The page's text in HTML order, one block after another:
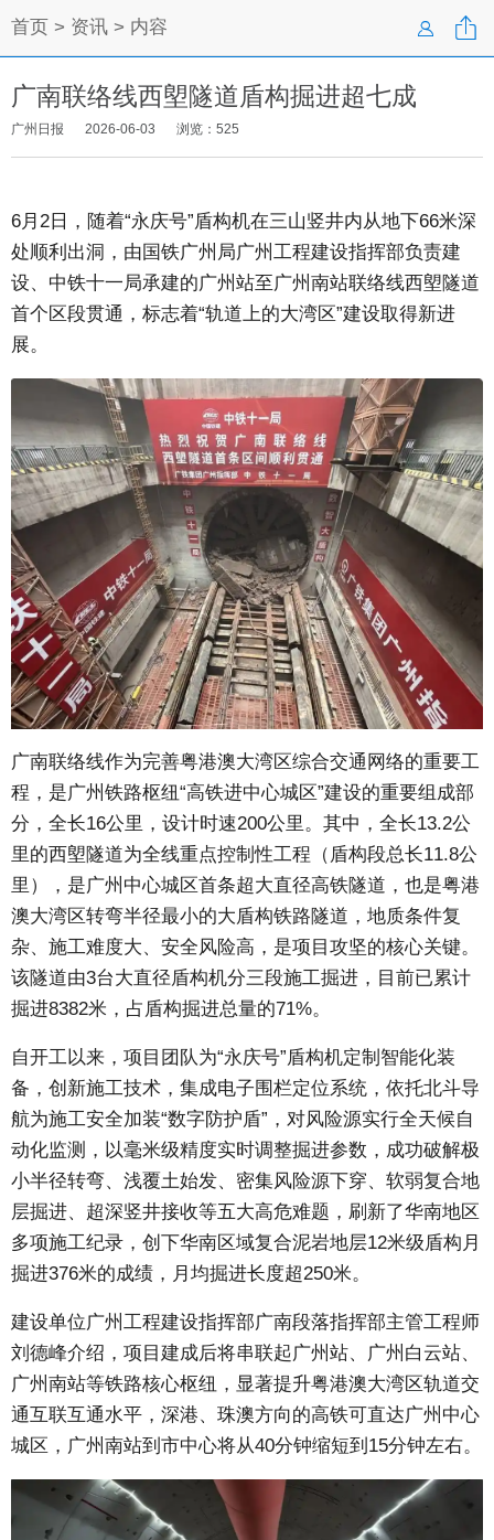
首页 > 资讯 > 内容  
广南联络线西塱隧道盾构掘进超七成
广州日报 2026-06-03 浏览： 525
6月2日，随着“永庆号”盾构机在三山竖井内从地下66米深
处顺利出洞，由国铁广州局广州工程建设指挥部负责建
设、中铁十一局承建的广州站至广州南站联络线西塱隧道
首个区段贯通，标志着“轨道上的大湾区”建设取得新进
展。
广南联络线作为完善粤港澳大湾区综合交通网络的重要工
程，是广州铁路枢纽“高铁进中心城区”建设的重要组成部
分，全长16公里，设计时速200公里。其中，全长13.2公
里的西塱隧道为全线重点控制性工程（盾构段总长11.8公
里），是广州中心城区首条超大直径高铁隧道，也是粤港
澳大湾区转弯半径最小的大盾构铁路隧道，地质条件复
杂、施工难度大、安全风险高，是项目攻坚的核心关键。
该隧道由3台大直径盾构机分三段施工掘进，目前已累计
掘进8382米，占盾构掘进总量的71%。
自开工以来，项目团队为“永庆号”盾构机定制智能化装
备，创新施工技术，集成电子围栏定位系统，依托北斗导
航为施工安全加装“数字防护盾”，对风险源实行全天候自
动化监测，以毫米级精度实时调整掘进参数，成功破解极
小半径转弯、浅覆土始发、密集风险源下穿、软弱复合地
层掘进、超深竖井接收等五大高危难题，刷新了华南地区
多项施工纪录，创下华南区域复合泥岩地层12米级盾构月
掘进376米的成绩，月均掘进长度超250米。
建设单位广州工程建设指挥部广南段落指挥部主管工程师
刘德峰介绍，项目建成后将串联起广州站、广州白云站、
广州南站等铁路核心枢纽，显著提升粤港澳大湾区轨道交
通互联互通水平，深港、珠澳方向的高铁可直达广州中心
城区，广州南站到市中心将从40分钟缩短到15分钟左右。